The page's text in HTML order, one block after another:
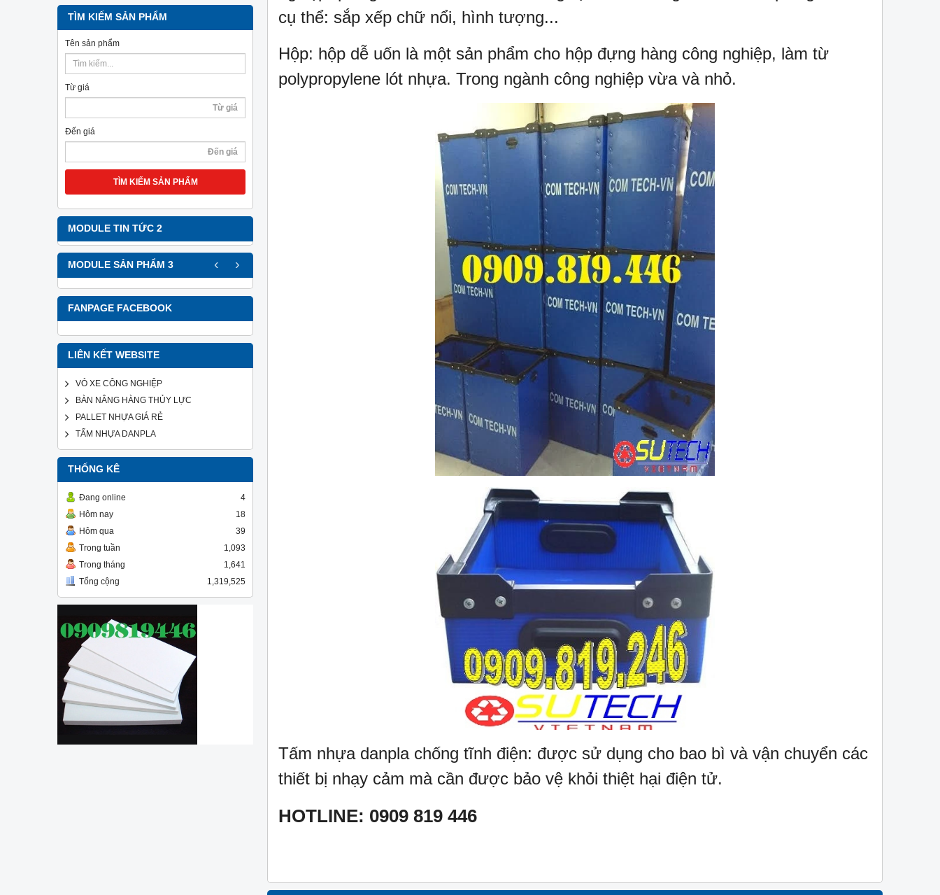
TÌM KIẾM SẢN PHẨM
Tên sản phẩm
Từ giá
Đến giá
TÌM KIẾM SẢN PHẨM
MODULE TIN TỨC 2
MODULE SẢN PHẨM 3 ‹ ›
FANPAGE FACEBOOK
LIÊN KẾT WEBSITE
VỎ XE CÔNG NGHIỆP
BÀN NÂNG HÀNG THỦY LỰC
PALLET NHỰA GIÁ RẺ
TẤM NHỰA DANPLA
THỐNG KÊ
Đang online
4
Hôm nay
18
Hôm qua
39
Trong tuần
1,093
Trong tháng
1,641
Tổng cộng
1,319,525
cụ thể: sắp xếp chữ nổi, hình tượng...
Hộp: hộp dễ uốn là một sản phẩm cho hộp đựng hàng công nghiệp, làm từ
polypropylene lót nhựa. Trong ngành công nghiệp vừa và nhỏ.
Tấm nhựa danpla chống tĩnh điện: được sử dụng cho bao bì và vận chuyển các
thiết bị nhạy cảm mà cần được bảo vệ khỏi thiệt hại điện tử.
HOTLINE: 0909 819 446